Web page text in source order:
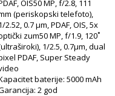
OIS50 MP, f/2.8, 111
(periskopski telefoto),
2.52, 0.7 µm, PDAF, OIS, 5x
zum50 MP, f/1.9, 120˚
1/2.5, 0.7µm, dual
PDAF, Super Steady
baterije: 5000 mAh
2 god